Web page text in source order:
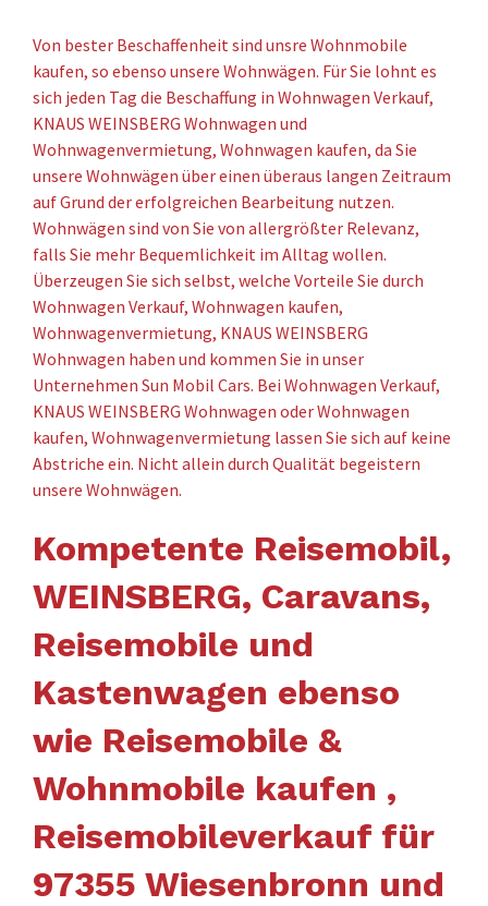
Von bester Beschaffenheit sind unsre Wohnmobile
kaufen, so ebenso unsere Wohnwägen. Für Sie lohnt es
sich jeden Tag die Beschaffung in Wohnwagen Verkauf,
KNAUS WEINSBERG Wohnwagen und
Wohnwagenvermietung, Wohnwagen kaufen, da Sie
unsere Wohnwägen über einen überaus langen Zeitraum
auf Grund der erfolgreichen Bearbeitung nutzen.
Wohnwägen sind von Sie von allergrößter Relevanz,
falls Sie mehr Bequemlichkeit im Alltag wollen.
Überzeugen Sie sich selbst, welche Vorteile Sie durch
Wohnwagen Verkauf, Wohnwagen kaufen,
Wohnwagenvermietung, KNAUS WEINSBERG
Wohnwagen haben und kommen Sie in unser
Unternehmen Sun Mobil Cars. Bei Wohnwagen Verkauf,
KNAUS WEINSBERG Wohnwagen oder Wohnwagen
kaufen, Wohnwagenvermietung lassen Sie sich auf keine
Abstriche ein. Nicht allein durch Qualität begeistern
unsere Wohnwägen.
Kompetente Reisemobil,
WEINSBERG, Caravans,
Reisemobile und
Kastenwagen ebenso
wie Reisemobile &
Wohnmobile kaufen ,
Reisemobileverkauf für
97355 Wiesenbronn und